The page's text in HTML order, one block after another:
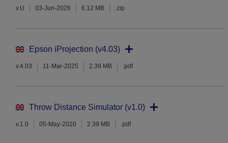
v.U 03-Jun-2026 6.12 MB .zip
Epson iProjection (v4.03)
v.4.03 11-Mar-2025 2.39 MB .pdf
Throw Distance Simulator (v1.0)
v.1.0 05-May-2020 2.39 MB .pdf